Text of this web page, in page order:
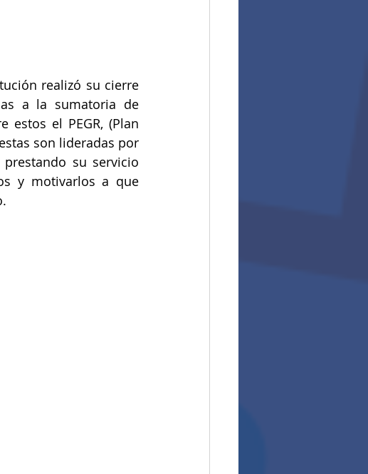
realizó su cierre
a la sumatoria de
estos el PEGR, (Plan
son lideradas por
su servicio
y motivarlos a que